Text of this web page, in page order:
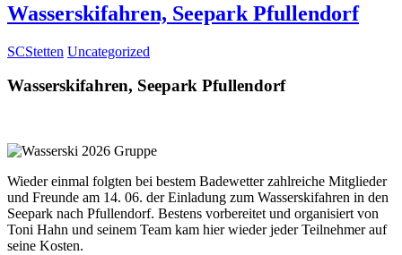
Wasserskifahren, Seepark Pfullendorf
SCStetten Uncategorized
Wasserskifahren, Seepark Pfullendorf
Wieder einmal folgten bei bestem Badewetter zahlreiche Mitglieder
und Freunde am 14. 06. der Einladung zum Wasserskifahren in den
Seepark nach Pfullendorf. Bestens vorbereitet und organisiert von
Toni Hahn und seinem Team kam hier wieder jeder Teilnehmer auf
seine Kosten.